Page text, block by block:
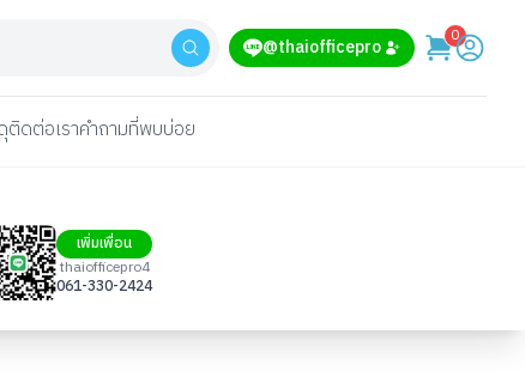
@thaiofficepro 0
ติดต่อเราคำถามที่พบบ่อย
เพิ่มเพื่อน
thaiofficepro4
061-330-2424